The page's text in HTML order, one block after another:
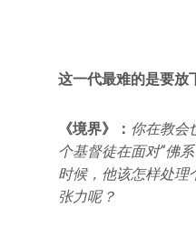
这一代最难的是要放
《境界》： 你在教会
个基督徒在面对“佛
时候，他该怎样处理
张力呢？